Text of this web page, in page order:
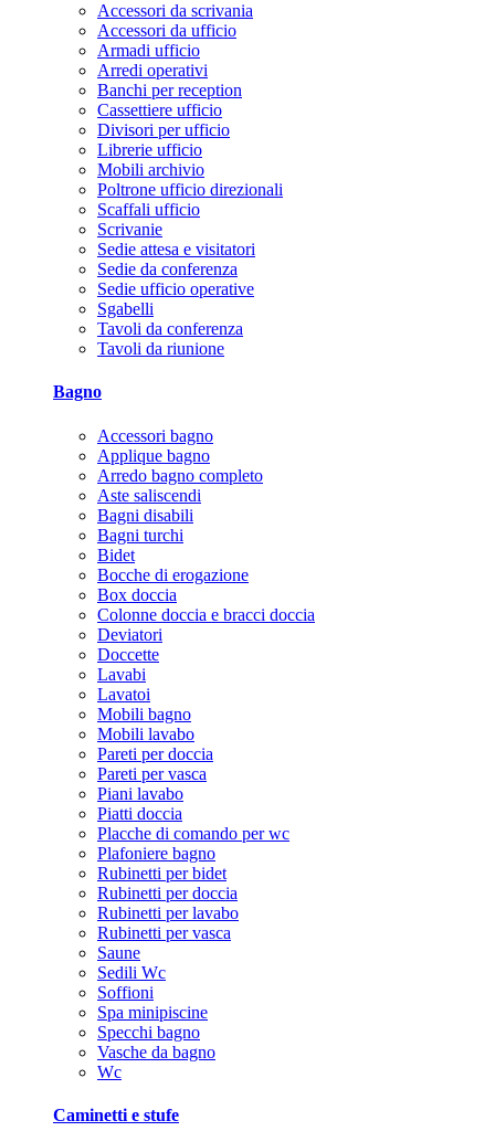
Accessori da scrivania
Accessori da ufficio
Armadi ufficio
Arredi operativi
Banchi per reception
Cassettiere ufficio
Divisori per ufficio
Librerie ufficio
Mobili archivio
Poltrone ufficio direzionali
Scaffali ufficio
Scrivanie
Sedie attesa e visitatori
Sedie da conferenza
Sedie ufficio operative
Sgabelli
Tavoli da conferenza
Tavoli da riunione
Bagno
Accessori bagno
Applique bagno
Arredo bagno completo
Aste saliscendi
Bagni disabili
Bagni turchi
Bidet
Bocche di erogazione
Box doccia
Colonne doccia e bracci doccia
Deviatori
Doccette
Lavabi
Lavatoi
Mobili bagno
Mobili lavabo
Pareti per doccia
Pareti per vasca
Piani lavabo
Piatti doccia
Placche di comando per wc
Plafoniere bagno
Rubinetti per bidet
Rubinetti per doccia
Rubinetti per lavabo
Rubinetti per vasca
Saune
Sedili Wc
Soffioni
Spa minipiscine
Specchi bagno
Vasche da bagno
Wc
Caminetti e stufe